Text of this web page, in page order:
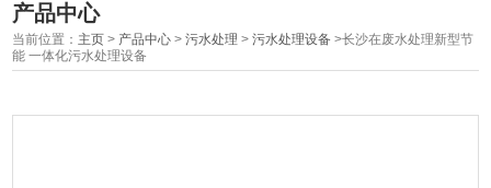
产品中心
当前位置： 主页 > 产品中心 >污水处理 >污水处理设备 >长沙在废水处理新型节
能 一体化污水处理设备